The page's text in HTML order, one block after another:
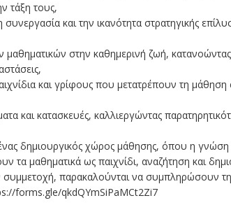
τάξη τους,
και την ικανότητα στρατηγικής
στην καθημερινή ζωή,
και γρίφους που μετατρέπουν τη μάθηση
και κατασκευές, καλλιεργώντας
δημιουργικός χώρος μάθησης, όπου η γνώση
τα μαθηματικά ως παιχνίδι, αναζήτηση και
παρακαλούνται να συμπληρώσουν
forms.gle/qkdQYmSiPaMCt2Zi7